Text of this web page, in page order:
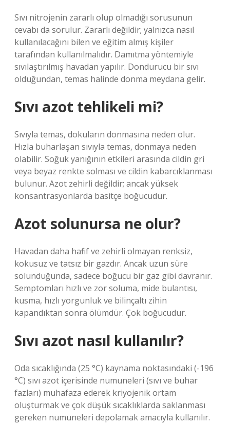
Sıvı nitrojenin zararlı olup olmadığı sorusunun
cevabı da sorulur. Zararlı değildir; yalnızca nasıl
kullanılacağını bilen ve eğitim almış kişiler
tarafından kullanılmalıdır. Damıtma yöntemiyle
sıvılaştırılmış havadan yapılır. Dondurucu bir sıvı
olduğundan, temas halinde donma meydana gelir.
Sıvı azot tehlikeli mi?
Sıvıyla temas, dokuların donmasına neden olur.
Hızla buharlaşan sıvıyla temas, donmaya neden
olabilir. Soğuk yanığının etkileri arasında cildin gri
veya beyaz renkte solması ve cildin kabarcıklanması
bulunur. Azot zehirli değildir; ancak yüksek
konsantrasyonlarda basitçe boğucudur.
Azot solunursa ne olur?
Havadan daha hafif ve zehirli olmayan renksiz,
kokusuz ve tatsız bir gazdır. Ancak uzun süre
solunduğunda, sadece boğucu bir gaz gibi davranır.
Semptomları hızlı ve zor soluma, mide bulantısı,
kusma, hızlı yorgunluk ve bilinçaltı zihin
kapandıktan sonra ölümdür. Çok boğucudur.
Sıvı azot nasıl kullanılır?
Oda sıcaklığında (25 °C) kaynama noktasındaki (-196
°C) sıvı azot içerisinde numuneleri (sıvı ve buhar
fazları) muhafaza ederek kriyojenik ortam
oluşturmak ve çok düşük sıcaklıklarda saklanması
gereken numuneleri depolamak amacıyla kullanılır.